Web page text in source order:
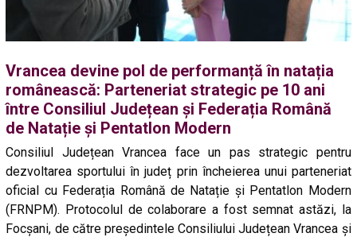
Vrancea devine pol de performanță în natația
românească: Parteneriat strategic pe 10 ani
între Consiliul Județean și Federația Română
de Natație și Pentatlon Modern
Consiliul Județean Vrancea face un pas strategic pentru
dezvoltarea sportului în județ prin încheierea unui parteneriat
oficial cu Federația Română de Natație și Pentatlon Modern
(FRNPM). Protocolul de colaborare a fost semnat astăzi, la
Focșani, de către președintele Consiliului Județean Vrancea și